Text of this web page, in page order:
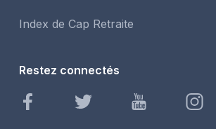
Index de Cap Retraite
Restez connectés